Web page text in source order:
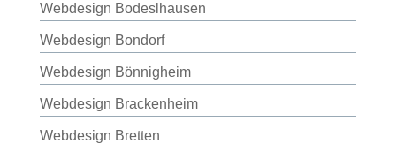
Webdesign Bodeslhausen
Webdesign Bondorf
Webdesign Bönnigheim
Webdesign Brackenheim
Webdesign Bretten